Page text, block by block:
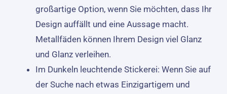
großartige Option, wenn Sie möchten, dass Ihr
Design auffällt und eine Aussage macht.
Metallfäden können Ihrem Design viel Glanz
und Glanz verleihen.
Im Dunkeln leuchtende Stickerei: Wenn Sie auf
der Suche nach etwas Einzigartigem und